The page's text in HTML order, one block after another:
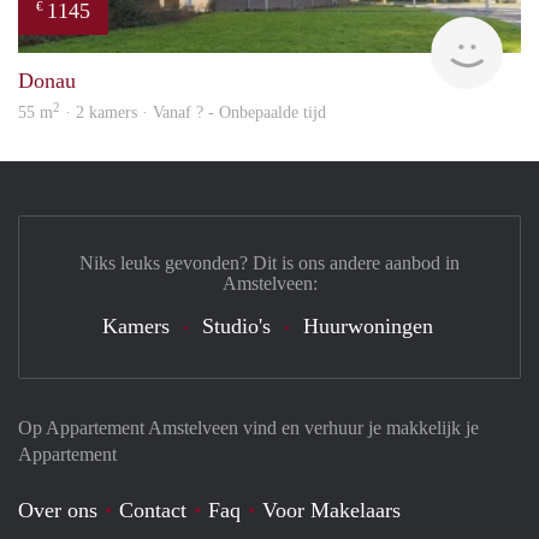
€ 1145
Donau
55 m2 · 2 kamers · Vanaf ? - Onbepaalde tijd
Op Appartement Amstelveen vind en verhuur je makkelijk je
Appartement
Over ons Contact Faq Voor Makelaars
Niks leuks gevonden? Dit is ons andere aanbod in
Amstelveen:
Kamers Studio's Huurwoningen